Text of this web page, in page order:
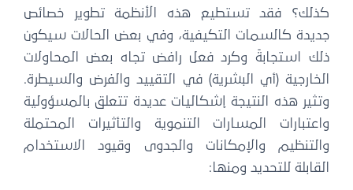
كذلك؟ فقد تستطيع هذه الأنظمة تطوير خصائص
جديدة كالسمات التكيفية، وفي بعض الحالات سيكون
ذلك استجابةً وكرد فعل رافض تجاه بعض المحاولات
الخارجية (أي البشرية) في التقييد والفرض والسيطرة.
وتثير هذه النتيجة إشكاليات عديدة تتعلق بالمسؤولية
واعتبارات المسارات التنموية والتأثيرات المحتملة
والتنظيم والإمكانات والجدوى وقيود الاستخدام
القابلة للتحديد ومنها: